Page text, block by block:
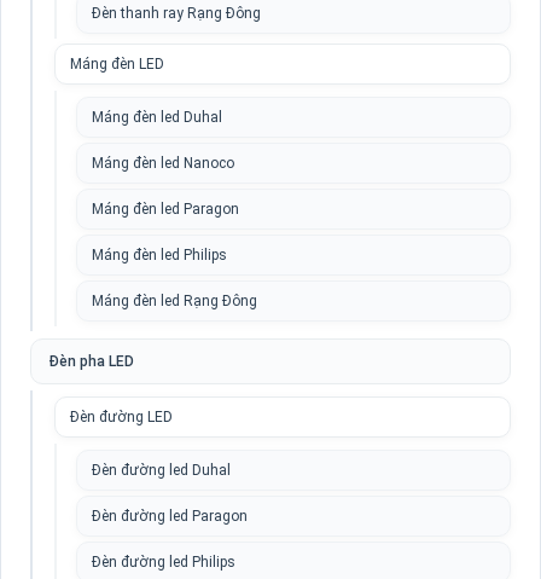
Đèn thanh ray Rạng Đông
Máng đèn LED
Máng đèn led Duhal
Máng đèn led Nanoco
Máng đèn led Paragon
Máng đèn led Philips
Máng đèn led Rạng Đông
Đèn pha LED
Đèn đường LED
Đèn đường led Duhal
Đèn đường led Paragon
Đèn đường led Philips